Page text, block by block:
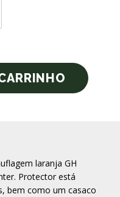
laranja GH
Protector está
bem como um casaco